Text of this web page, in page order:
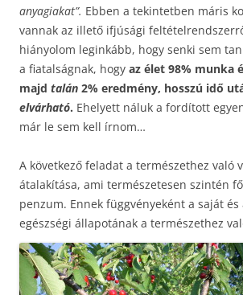
anyagiakat”. Ebben a tekintetben máris
vannak az illető ifjúsági
hiányolom leginkább, hogy senki sem
a fiatalságnak, hogy az élet 98% munka
majd talán 2% eredmény, hosszú idő
elvárható. Ehelyett náluk a fordított
már le sem kell írnom…
A következő feladat a természethez való
átalakítása, ami természetesen szintén
penzum. Ennek függvényeként a saját és
egészségi állapotának a természethez